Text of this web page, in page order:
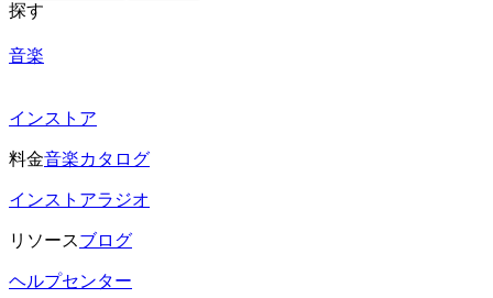
探す
音楽
インストア
料金音楽カタログ
インストアラジオ
リソースブログ
ヘルプセンター